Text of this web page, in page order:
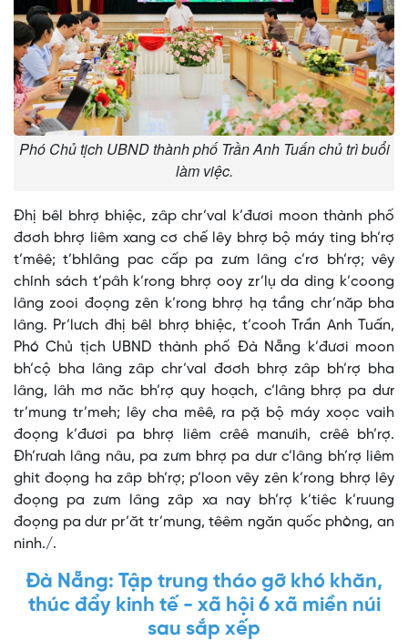
Phó Chủ tịch UBND thành phố Trần Anh Tuấn chủ trì buổi
làm việc.
Đhị bêl bhrợ bhiệc, zâp chr’val k’đươi moon thành phố
đơơh bhrợ liêm xang cơ chế lêy bhrợ bộ máy ting bh’rợ
t’mêê; t’bhlâng pac cấp pa zưm lâng c’rơ bh’rợ; vêy
chính sách t’pâh k’rong bhrợ ooy zr’lụ da ding k’coong
lâng zooi đoọng zên k’rong bhrợ hạ tầng chr’năp bha
lâng. Pr’lưch đhị bêl bhrợ bhiệc, t’cooh Trần Anh Tuấn,
Phó Chủ tịch UBND thành phố Đà Nẵng k’đươi moon
bh’cộ bha lâng zâp chr’val đơơh bhrợ zâp bh’rợ bha
lâng, lâh mơ năc bh’rợ quy hoạch, c’lâng bhrợ pa dưr
tr’mung tr’meh; lêy cha mêê, ra pặ bộ máy xoọc vaih
đoọng k’đươi pa bhrợ liêm crêê manưih, crêê bh’rợ.
Đh’rưah lâng nâu, pa zưm bhrợ pa dưr c’lâng bh’rợ liêm
ghit đoọng ha zâp bh’rợ; p’loon vêy zên k’rong bhrợ lêy
đoọng pa zưm lâng zâp xa nay bh’rợ k’tiêc k’ruung
đoọng pa dưr pr’ăt tr’mung, têêm ngăn quốc phòng, an
ninh./.
Đà Nẵng: Tập trung tháo gỡ khó khăn,
thúc đẩy kinh tế - xã hội 6 xã miền núi
sau sắp xếp